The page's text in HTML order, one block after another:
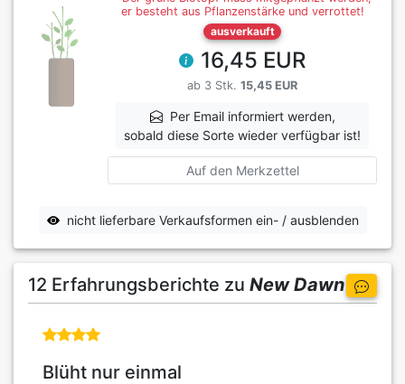
er besteht aus Pflanzenstärke und verrottet!
ausverkauft
16,45 EUR
ab 3 Stk. 15,45 EUR
Per Email informiert werden,
sobald diese Sorte wieder verfügbar ist!
Auf den Merkzettel
nicht lieferbare Verkaufsformen ein- / ausblenden
12 Erfahrungsberichte zu New Dawn
Blüht nur einmal